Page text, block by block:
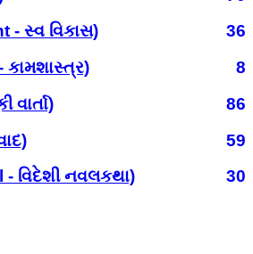
- સ્વ વિકાસ)
36
8
86
59
વિદેશી નવલકથા)
30